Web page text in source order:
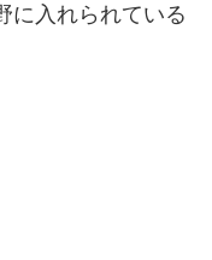
に入れられている